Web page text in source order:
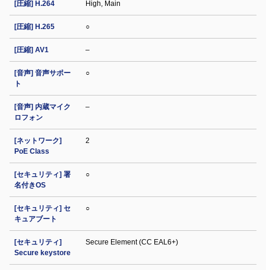
[圧縮] H.264 High, Main
[圧縮] H.265 ○
[圧縮] AV1 –
[音声] 音声サポー
ト
○
[音声] 内蔵マイク
ロフォン
–
[ネットワーク]
PoE Class
2
[セキュリティ] 署
名付きOS
○
[セキュリティ] セ
キュアブート
○
[セキュリティ]
Secure keystore
Secure Element (CC EAL6+)